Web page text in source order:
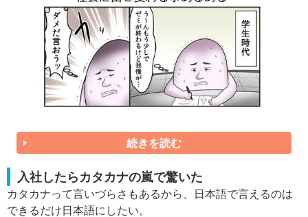
続きを読む
入社したらカタカナの嵐で驚いた
カタカナって言いづらさもあるから、日本語で言えるのは
できるだけ日本語にしたい。